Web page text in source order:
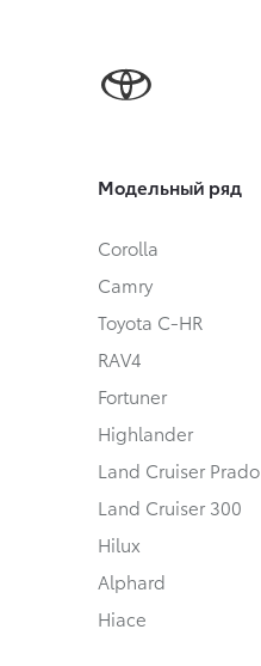
Модельный ряд
Corolla
Camry
Toyota C-HR
RAV4
Fortuner
Highlander
Land Cruiser Prado
Land Cruiser 300
Hilux
Alphard
Hiace